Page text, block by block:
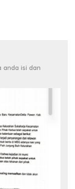
anda isi dan